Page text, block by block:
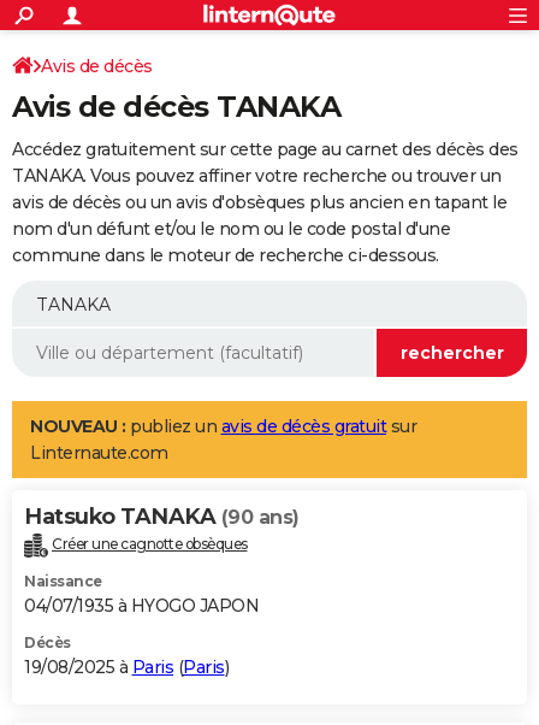
ACTUALITÉS
Politique
Société
Faits Divers
Education
Monde
Villes
+
SPORT
Coupe du monde 2026
Football
Tennis
Cyclisme
Rugby
Forum
Programme TV
TNT
Streaming
Cinéma
Sorties cinéma
Musique
+FINANCE
Retraite
Epargne
Immobilier
Risques naturels par ville
Banque
Assurance
AUTO
Essais
Réserver un essai
Citadines
Berlines
SUV
Forum auto
+
Mobiles
Meilleur smartphone
Internet
Ordinateurs
Jeux vidéo
Guide high-tech
Aménagement intérieur
LIFESTYLE
Art de vivre
Bien-être
Loisirs
Mode
Modes de vie
Alimentation
Guide de la santé
Maladies
Médicaments
Sommeil
VOYAGE
Destinations
City break
Voyage nature
Voyage de noces
Forum
Climat
+PHOTO
GUIDES D'ACHAT
BONS PLANS
Avis de décès
Avis de décès TANAKA
Accédez gratuitement sur cette page au carnet des décès des
TANAKA. Vous pouvez affiner votre recherche ou trouver un
avis de décès ou un avis d'obsèques plus ancien en tapant le
nom d'un défunt et/ou le nom ou le code postal d'une
commune dans le moteur de recherche ci-dessous.
NOUVEAU : publiez un avis de décès gratuitsur
Linternaute.com
Hatsuko TANAKA (90 ans)
Créer une cagnotte obsèques
Naissance
04/07/1935 à HYOGO JAPON
Décès
19/08/2025 à Paris (Paris)